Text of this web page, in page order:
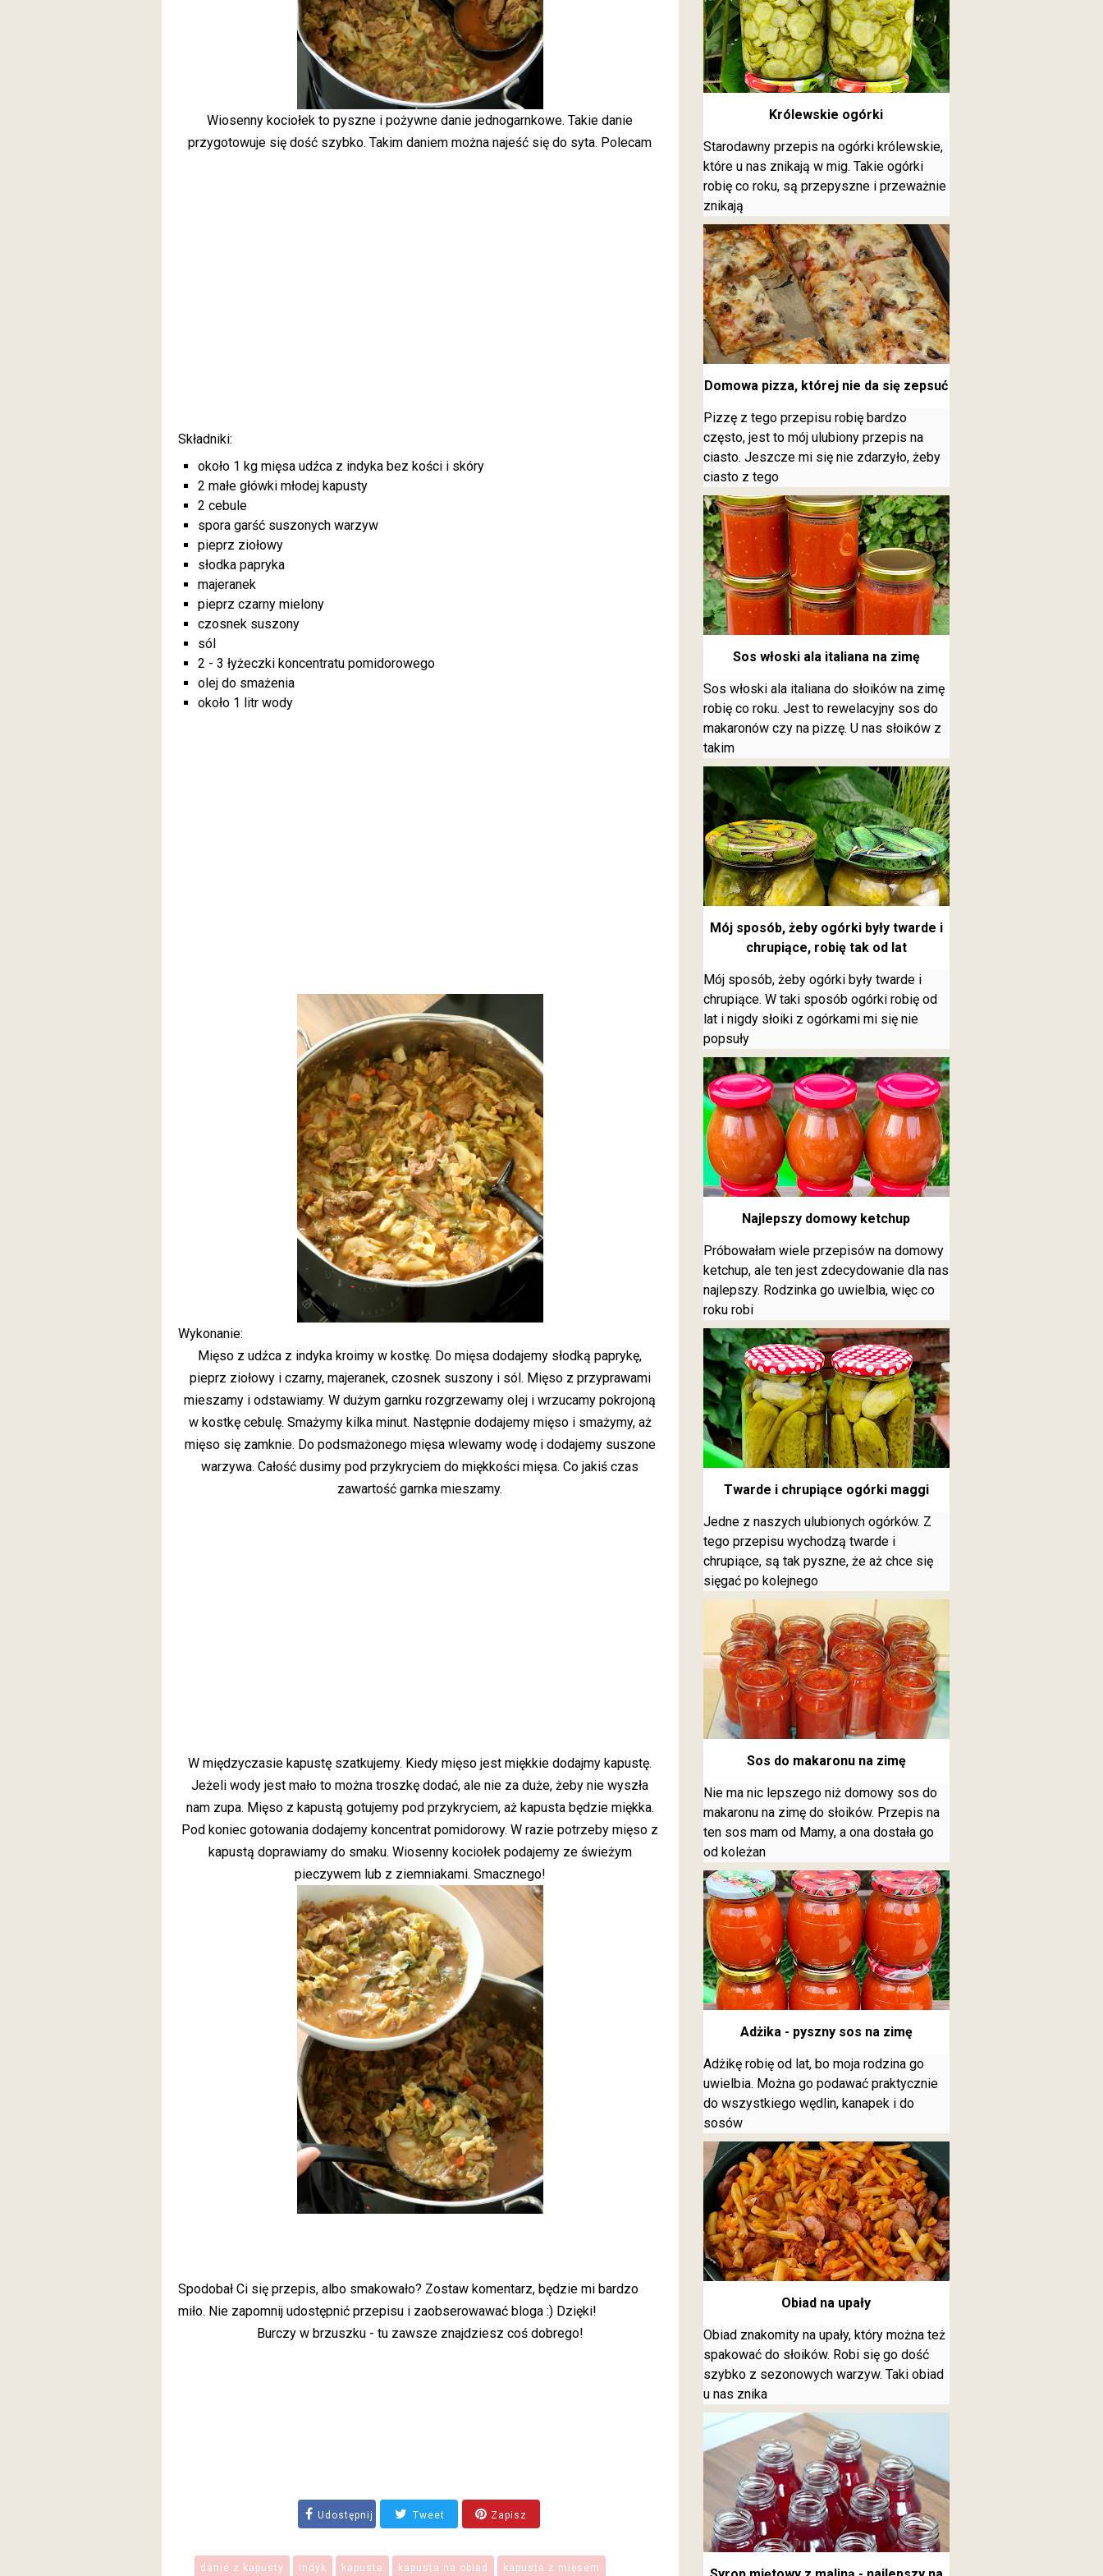
Wiosenny kociołek to pyszne i pożywne danie jednogarnkowe. Takie danie
przygotowuje się dość szybko. Takim daniem można najeść się do syta. Polecam
Składniki:
około 1 kg mięsa udźca z indyka bez kości i skóry
2 małe główki młodej kapusty
2 cebule
spora garść suszonych warzyw
pieprz ziołowy
słodka papryka
majeranek
pieprz czarny mielony
czosnek suszony
sól
2 - 3 łyżeczki koncentratu pomidorowego
olej do smażenia
około 1 litr wody
Wykonanie:
Mięso z udźca z indyka kroimy w kostkę. Do mięsa dodajemy słodką paprykę,
pieprz ziołowy i czarny, majeranek, czosnek suszony i sól. Mięso z przyprawami
mieszamy i odstawiamy. W dużym garnku rozgrzewamy olej i wrzucamy pokrojoną
w kostkę cebulę. Smażymy kilka minut. Następnie dodajemy mięso i smażymy, aż
mięso się zamknie. Do podsmażonego mięsa wlewamy wodę i dodajemy suszone
warzywa. Całość dusimy pod przykryciem do miękkości mięsa. Co jakiś czas
zawartość garnka mieszamy.
W międzyczasie kapustę szatkujemy. Kiedy mięso jest miękkie dodajmy kapustę.
Jeżeli wody jest mało to można troszkę dodać, ale nie za duże, żeby nie wyszła
nam zupa. Mięso z kapustą gotujemy pod przykryciem, aż kapusta będzie miękka.
Pod koniec gotowania dodajemy koncentrat pomidorowy. W razie potrzeby mięso z
kapustą doprawiamy do smaku. Wiosenny kociołek podajemy ze świeżym
pieczywem lub z ziemniakami. Smacznego!
Spodobał Ci się przepis, albo smakowało? Zostaw komentarz, będzie mi bardzo
miło. Nie zapomnij udostępnić przepisu i zaobserowawać bloga :) Dzięki!
Burczy w brzuszku - tu zawsze znajdziesz coś dobrego!
Udostępnij Tweet Zapisz
danie z kapusty indyk kapusta kapusta na obiad kapusta z mięsem
Królewskie ogórki
Starodawny przepis na ogórki królewskie,
które u nas znikają w mig. Takie ogórki
robię co roku, są przepyszne i przeważnie
znikają
Domowa pizza, której nie da się zepsuć
Pizzę z tego przepisu robię bardzo
często, jest to mój ulubiony przepis na
ciasto. Jeszcze mi się nie zdarzyło, żeby
ciasto z tego
Sos włoski ala italiana na zimę
Sos włoski ala italiana do słoików na zimę
robię co roku. Jest to rewelacyjny sos do
makaronów czy na pizzę. U nas słoików z
takim
Mój sposób, żeby ogórki były twarde i
chrupiące, robię tak od lat
Mój sposób, żeby ogórki były twarde i
chrupiące. W taki sposób ogórki robię od
lat i nigdy słoiki z ogórkami mi się nie
popsuły
Najlepszy domowy ketchup
Próbowałam wiele przepisów na domowy
ketchup, ale ten jest zdecydowanie dla nas
najlepszy. Rodzinka go uwielbia, więc co
roku robi
Twarde i chrupiące ogórki maggi
Jedne z naszych ulubionych ogórków. Z
tego przepisu wychodzą twarde i
chrupiące, są tak pyszne, że aż chce się
sięgać po kolejnego
Sos do makaronu na zimę
Nie ma nic lepszego niż domowy sos do
makaronu na zimę do słoików. Przepis na
ten sos mam od Mamy, a ona dostała go
od koleżan
Adżika - pyszny sos na zimę
Adżikę robię od lat, bo moja rodzina go
uwielbia. Można go podawać praktycznie
do wszystkiego wędlin, kanapek i do
sosów
Obiad na upały
Obiad znakomity na upały, który można też
spakować do słoików. Robi się go dość
szybko z sezonowych warzyw. Taki obiad
u nas znika